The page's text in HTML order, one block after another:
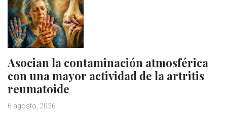
Asocian la contaminación atmosférica
con una mayor actividad de la artritis
reumatoide
6 agosto, 2026